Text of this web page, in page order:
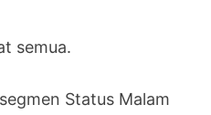
semua.
Status Malam